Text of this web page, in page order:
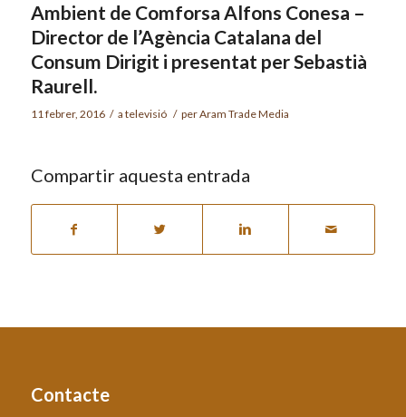
Ambient de Comforsa Alfons Conesa –
Director de l’Agència Catalana del
Consum Dirigit i presentat per Sebastià
Raurell.
11 febrer, 2016 / a televisió / perAram Trade Media
Compartir aquesta entrada
Contacte